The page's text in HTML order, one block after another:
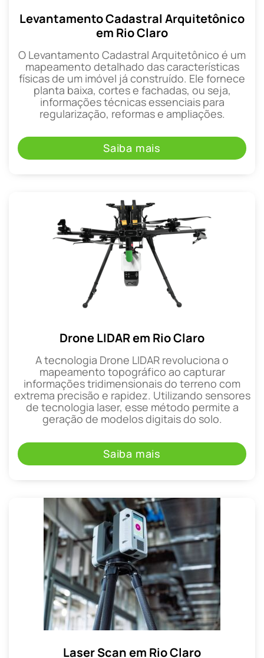
Levantamento Cadastral Arquitetônico
em Rio Claro
O Levantamento Cadastral Arquitetônico é um
mapeamento detalhado das características
físicas de um imóvel já construído. Ele fornece
planta baixa, cortes e fachadas, ou seja,
informações técnicas essenciais para
regularização, reformas e ampliações.
Saiba mais
Drone LIDAR em Rio Claro
A tecnologia Drone LIDAR revoluciona o
mapeamento topográfico ao capturar
informações tridimensionais do terreno com
extrema precisão e rapidez. Utilizando sensores
de tecnologia laser, esse método permite a
geração de modelos digitais do solo.
Saiba mais
Laser Scan em Rio Claro